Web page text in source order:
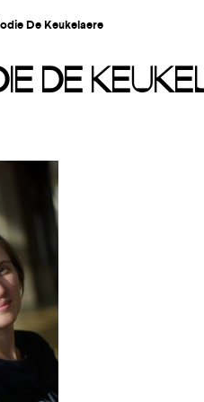
De Keukelaere
DE